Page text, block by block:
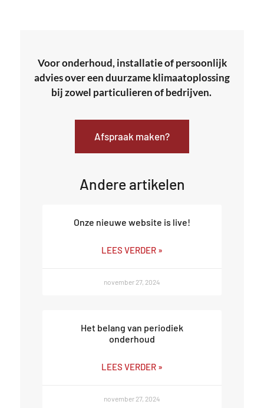
Voor onderhoud, installatie of persoonlijk
advies over een duurzame klimaatoplossing
bij zowel particulieren of bedrijven.
Afspraak maken?
Andere artikelen
Onze nieuwe website is live!
LEES VERDER »
november 27, 2024
Het belang van periodiek
onderhoud
LEES VERDER »
november 27, 2024